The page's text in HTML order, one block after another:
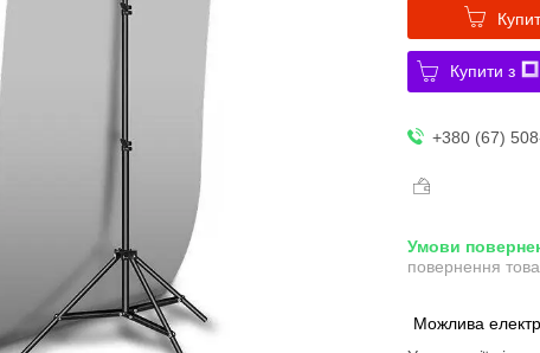
Купити з
+380 (67)
повернення